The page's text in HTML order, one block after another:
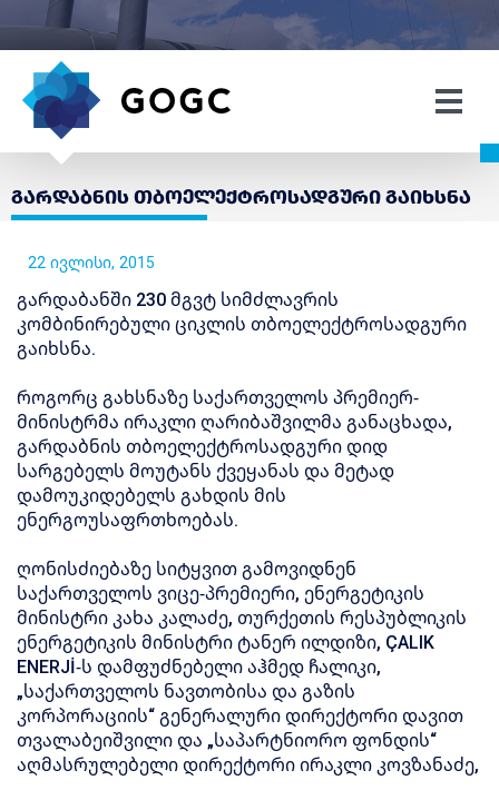
გარდაბნის თბოელექტროსადგური გაიხსნა
22 ივლისი, 2015
გარდაბანში 230 მგვტ სიმძლავრის
კომბინირებული ციკლის თბოელექტროსადგური
გაიხსნა.
როგორც გახსნაზე საქართველოს პრემიერ-
მინისტრმა ირაკლი ღარიბაშვილმა განაცხადა,
გარდაბნის თბოელექტროსადგური დიდ
სარგებელს მოუტანს ქვეყანას და მეტად
დამოუკიდებელს გახდის მის
ენერგოუსაფრთხოებას.
ღონისძიებაზე სიტყვით გამოვიდნენ
საქართველოს ვიცე-პრემიერი, ენერგეტიკის
მინისტრი კახა კალაძე, თურქეთის რესპუბლიკის
ენერგეტიკის მინისტრი ტანერ ილდიზი, ÇALIK
ENERJİ-ს დამფუძნებელი აჰმედ ჩალიკი,
„საქართველოს ნავთობისა და გაზის
კორპორაციის“ გენერალური დირექტორი დავით
თვალაბეიშვილი და „საპარტნიორო ფონდის“
აღმასრულებელი დირექტორი ირაკლი კოვზანაძე,